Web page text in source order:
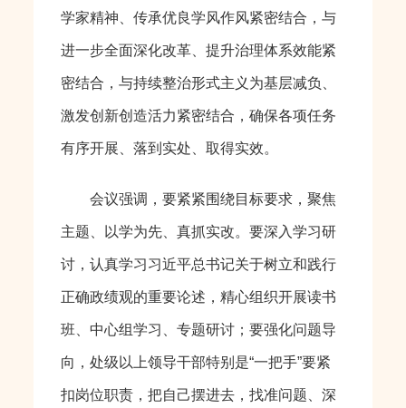
学家精神、传承优良学风作风紧密结合，与
进一步全面深化改革、提升治理体系效能紧
密结合，与持续整治形式主义为基层减负、
激发创新创造活力紧密结合，确保各项任务
有序开展、落到实处、取得实效。
会议强调，要紧紧围绕目标要求，聚焦
主题、以学为先、真抓实改。要深入学习研
讨，认真学习习近平总书记关于树立和践行
正确政绩观的重要论述，精心组织开展读书
班、中心组学习、专题研讨；要强化问题导
向，处级以上领导干部特别是“一把手”要紧
扣岗位职责，把自己摆进去，找准问题、深